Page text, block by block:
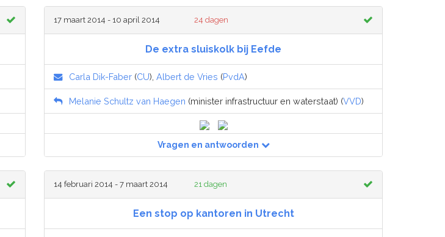
17 maart 2014 - 10 april 2014 24 dagen
De extra sluiskolk bij Eefde
Carla Dik-Faber (CU), Albert de Vries (PvdA)
Melanie Schultz van Haegen (minister infrastructuur en waterstaat) (VVD)
Vragen en antwoorden
14 februari 2014 - 7 maart 2014 21 dagen
Een stop op kantoren in Utrecht